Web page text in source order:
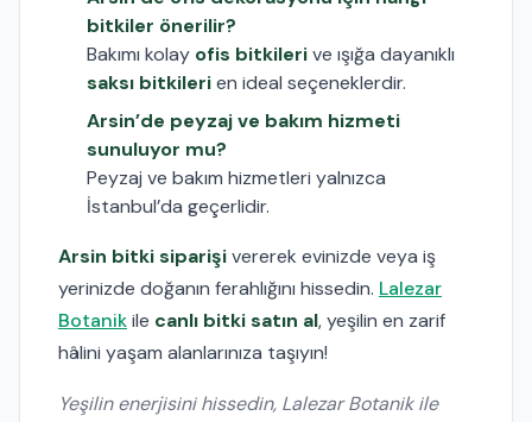
bitkiler önerilir?
Bakımı kolay ofis bitkilerive ışığa dayanıklı
saksı bitkilerien ideal seçeneklerdir.
Arsin’de peyzaj ve bakım hizmeti
sunuluyor mu?
Peyzaj ve bakım hizmetleri yalnızca
İstanbul’da geçerlidir.
Arsin bitki siparişivererek evinizde veya iş
yerinizde doğanın ferahlığını hissedin. Lalezar
Botanikile canlı bitki satın al, yeşilin en zarif
hâlini yaşam alanlarınıza taşıyın!
Yeşilin enerjisini hissedin, Lalezar Botanik ile